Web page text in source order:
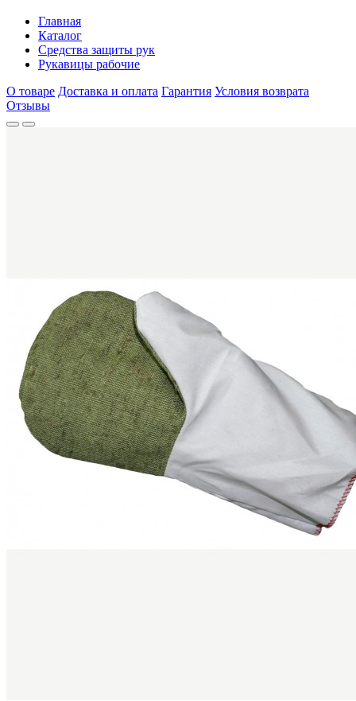
Главная
Каталог
Средства защиты рук
Рукавицы рабочие
О товаре Доставка и оплата Гарантия Условия возврата
Отзывы